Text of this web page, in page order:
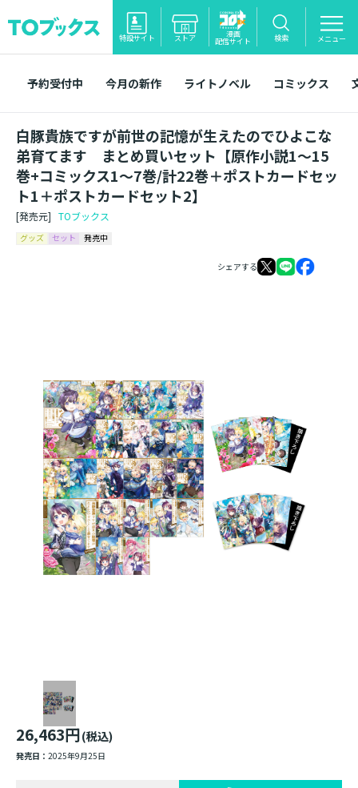
特設サイト ストア 漫画
配信サイト 検索 メニュー
予約受付中 今月の新作 ライトノベル コミックス
白豚貴族ですが前世の記憶が生えたのでひよこな
弟育てます まとめ買いセット【原作小説1～15
巻+コミックス1～7巻/計22巻＋ポストカードセッ
ト1＋ポストカードセット2】
[発売元] TOブックス
グッズ セット 発売中
シェアする
26,463円(税込)
発売日： 2025年9月25日